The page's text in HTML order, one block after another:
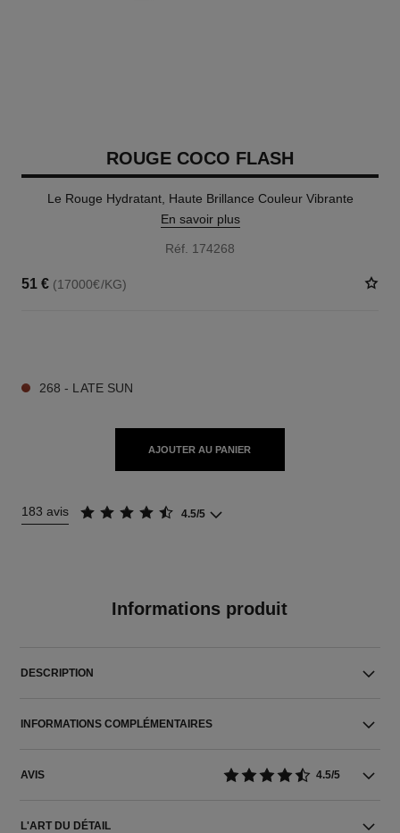
ROUGE COCO FLASH
Le Rouge Hydratant, Haute Brillance Couleur Vibrante
En savoir plus
Réf. 174268
51 € (17000€/KG)
268 - LATE SUN
AJOUTER AU PANIER
183 avis 4.5/5
Informations produit
DESCRIPTION
INFORMATIONS COMPLÉMENTAIRES
AVIS 4.5/5
L'ART DU DÉTAIL